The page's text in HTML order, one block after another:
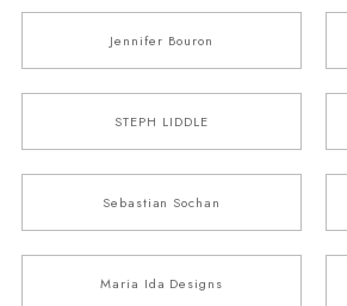
Jennifer Bouron
STEPH LIDDLE
Sebastian Sochan
Maria Ida Designs